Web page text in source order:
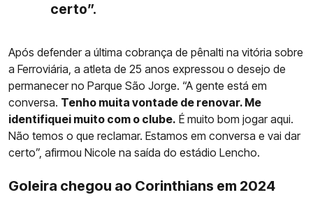
certo”.
Após defender a última cobrança de pênalti na vitória sobre
a Ferroviária, a atleta de 25 anos expressou o desejo de
permanecer no Parque São Jorge. “A gente está em
conversa. Tenho muita vontade de renovar. Me
identifiquei muito com o clube. É muito bom jogar aqui.
Não temos o que reclamar. Estamos em conversa e vai dar
certo”, afirmou Nicole na saída do estádio Lencho.
Goleira chegou ao Corinthians em 2024